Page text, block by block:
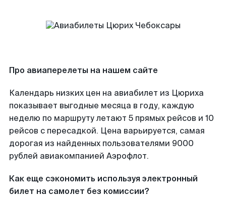
Про авиаперелеты на нашем сайте
Календарь низких цен на авиабилет из Цюриха
показывает выгодные месяца в году, каждую
неделю по маршруту летают 5 прямых рейсов и 10
рейсов с пересадкой. Цена варьируется, самая
дорогая из найденных пользователями 9000
рублей авиакомпанией Аэрофлот.
Как еще сэкономить используя электронный
билет на самолет без комиссии?